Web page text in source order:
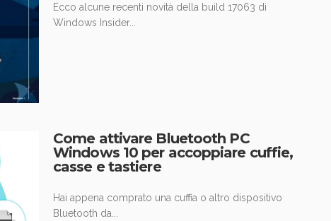
Ecco alcune recenti novità della build 17063 di
Windows Insider...
Come attivare Bluetooth PC
Windows 10 per accoppiare cuffie,
casse e tastiere
Hai appena comprato una cuffia o altro dispositivo
Bluetooth da...